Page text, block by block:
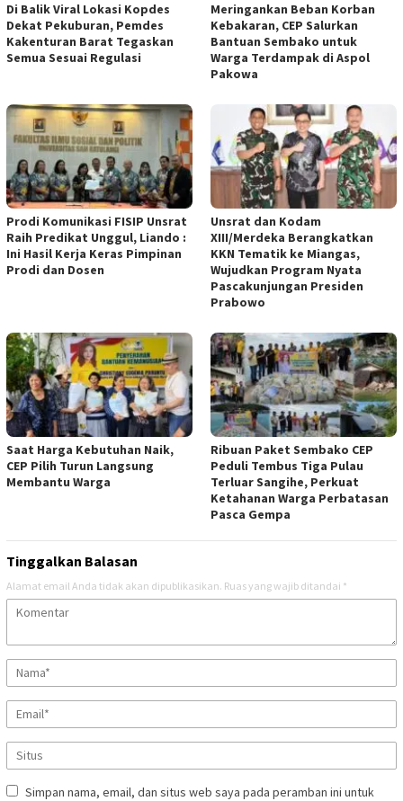
Di Balik Viral Lokasi Kopdes
Dekat Pekuburan, Pemdes
Kakenturan Barat Tegaskan
Semua Sesuai Regulasi
Meringankan Beban Korban
Kebakaran, CEP Salurkan
Bantuan Sembako untuk
Warga Terdampak di Aspol
Pakowa
Prodi Komunikasi FISIP Unsrat
Raih Predikat Unggul, Liando :
Ini Hasil Kerja Keras Pimpinan
Prodi dan Dosen
Unsrat dan Kodam
XIII/Merdeka Berangkatkan
KKN Tematik ke Miangas,
Wujudkan Program Nyata
Pascakunjungan Presiden
Prabowo
Saat Harga Kebutuhan Naik,
CEP Pilih Turun Langsung
Membantu Warga
Ribuan Paket Sembako CEP
Peduli Tembus Tiga Pulau
Terluar Sangihe, Perkuat
Ketahanan Warga Perbatasan
Pasca Gempa
Tinggalkan Balasan
Alamat email Anda tidak akan dipublikasikan. Ruas yang wajib ditandai *
Simpan nama, email, dan situs web saya pada peramban ini untuk